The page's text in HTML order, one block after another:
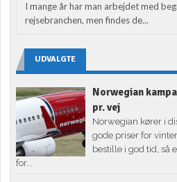
I mange år har man arbejdet med
rejsebranchen, men findes de...
UDVALGTE
Norwegian
pr. vej
Norwegian kører i
gode priser for
bestille i god tid, så
for...